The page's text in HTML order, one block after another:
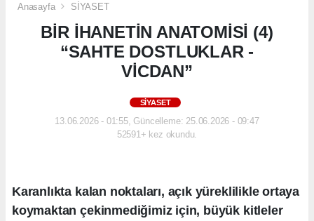
Anasayfa SİYASET
BİR İHANETİN ANATOMİSİ (4)
“SAHTE DOSTLUKLAR -
VİCDAN”
SİYASET
13.06.2026 - 01:55, Güncelleme: 25.06.2026 - 09:47
52591+ kez okundu.
Karanlıkta kalan noktaları, açık yüreklilikle ortaya
koymaktan çekinmediğimiz için, büyük kitleler